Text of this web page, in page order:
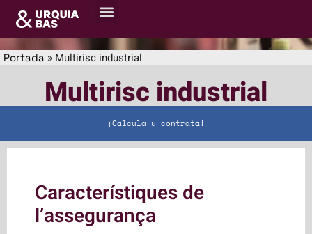
Portada » Multirisc industrial
Multirisc industrial
¡Calcula y contrata!
Característiques de
l’assegurança